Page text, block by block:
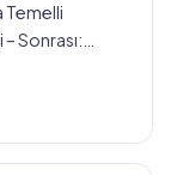
Temelli
Sonrası:…